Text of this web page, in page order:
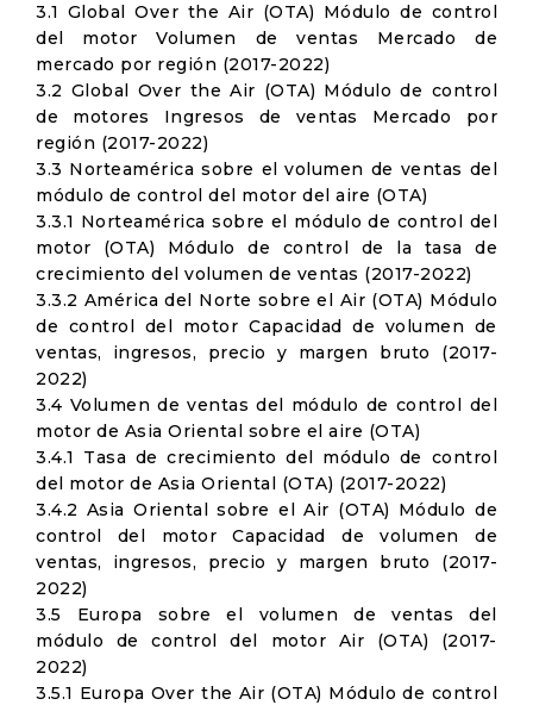
3.1 Global Over the Air (OTA) Módulo de control
del motor Volumen de ventas Mercado de
mercado por región (2017-2022)
3.2 Global Over the Air (OTA) Módulo de control
de motores Ingresos de ventas Mercado por
región (2017-2022)
3.3 Norteamérica sobre el volumen de ventas del
módulo de control del motor del aire (OTA)
3.3.1 Norteamérica sobre el módulo de control del
motor (OTA) Módulo de control de la tasa de
crecimiento del volumen de ventas (2017-2022)
3.3.2 América del Norte sobre el Air (OTA) Módulo
de control del motor Capacidad de volumen de
ventas, ingresos, precio y margen bruto (2017-
2022)
3.4 Volumen de ventas del módulo de control del
motor de Asia Oriental sobre el aire (OTA)
3.4.1 Tasa de crecimiento del módulo de control
del motor de Asia Oriental (OTA) (2017-2022)
3.4.2 Asia Oriental sobre el Air (OTA) Módulo de
control del motor Capacidad de volumen de
ventas, ingresos, precio y margen bruto (2017-
2022)
3.5 Europa sobre el volumen de ventas del
módulo de control del motor Air (OTA) (2017-
2022)
3.5.1 Europa Over the Air (OTA) Módulo de control